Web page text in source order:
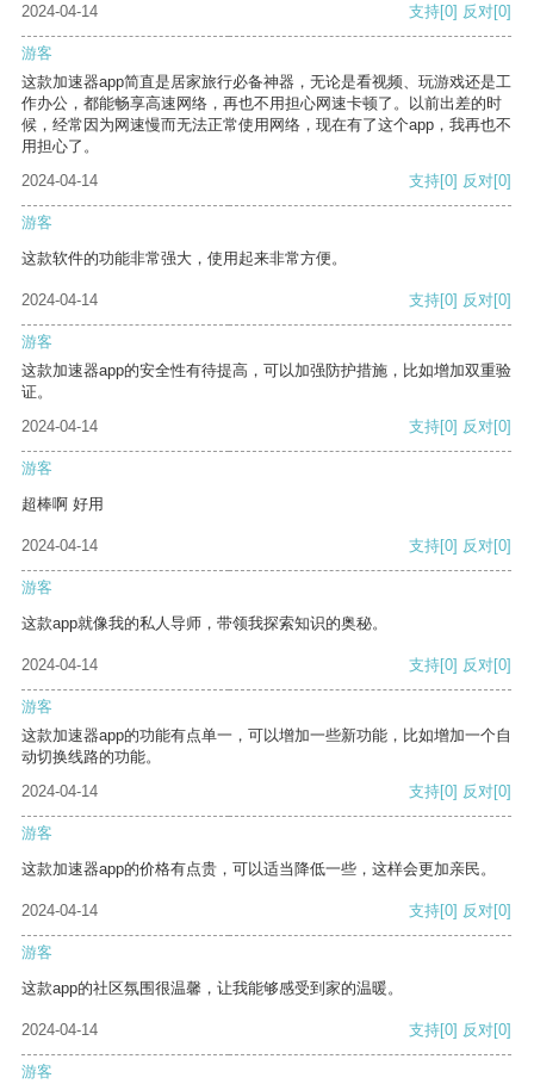
2024-04-14
支持[0] 反对[0]
游客
这款加速器app简直是居家旅行必备神器，无论是看视频、玩游戏还是工
作办公，都能畅享高速网络，再也不用担心网速卡顿了。以前出差的时
候，经常因为网速慢而无法正常使用网络，现在有了这个app，我再也不
用担心了。
2024-04-14
支持[0] 反对[0]
游客
这款软件的功能非常强大，使用起来非常方便。
2024-04-14 支持[0] 反对[0]
游客
这款加速器app的安全性有待提高，可以加强防护措施，比如增加双重验
证。
2024-04-14
支持[0] 反对[0]
游客
超棒啊 好用
2024-04-14 支持[0] 反对[0]
游客
这款app就像我的私人导师，带领我探索知识的奥秘。
2024-04-14 支持[0] 反对[0]
游客
这款加速器app的功能有点单一，可以增加一些新功能，比如增加一个自
动切换线路的功能。
2024-04-14
支持[0] 反对[0]
游客
这款加速器app的价格有点贵，可以适当降低一些，这样会更加亲民。
2024-04-14 支持[0] 反对[0]
游客
这款app的社区氛围很温馨，让我能够感受到家的温暖。
2024-04-14 支持[0] 反对[0]
游客